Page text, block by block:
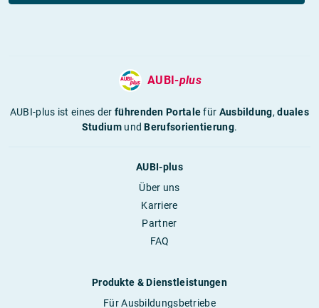
AUBI-plus
AUBI-plus ist eines derführenden Portalefür Ausbildung,duales
StudiumundBerufsorientierung.
AUBI-plus
Über uns
Karriere
Partner
FAQ
Produkte & Dienstleistungen
Für Ausbildungsbetriebe